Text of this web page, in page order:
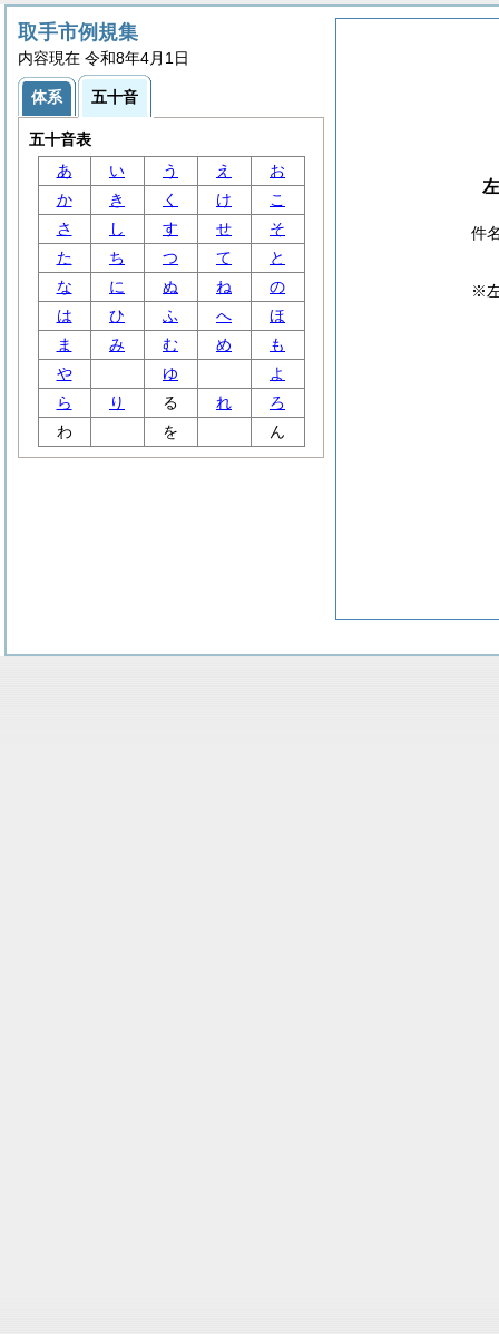
件
※
取手市例規集
内容現在 令和8年4月1日
体系 五十音
五十音表
あ
い う え
お
か
き く け
こ
さ
し す せ
そ
た
ち つ て
と
な
に ぬ ね
の
は
ひ ふ へ
ほ
ま
み む め
も
や
ゆ
よ
ら
り る れ
ろ
わ
を ん